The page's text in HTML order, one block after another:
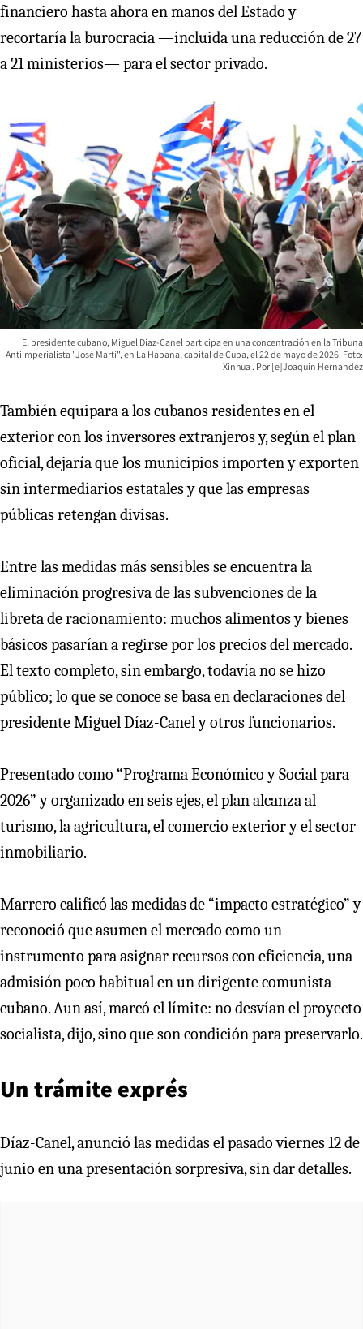
financiero hasta ahora en manos del Estado y
recortaría la burocracia —incluida una reducción de 27
a 21 ministerios— para el sector privado.
El presidente cubano, Miguel Díaz-Canel participa en una concentración en la Tribuna
Antiimperialista "José Martí", en La Habana, capital de Cuba, el 22 de mayo de 2026. Foto:
Xinhua
[e]Joaquin Hernandez
También equipara a los cubanos residentes en el
exterior con los inversores extranjeros y, según el plan
oficial, dejaría que los municipios importen y exporten
sin intermediarios estatales y que las empresas
públicas retengan divisas.
Entre las medidas más sensibles se encuentra la
eliminación progresiva de las subvenciones de la
libreta de racionamiento: muchos alimentos y bienes
básicos pasarían a regirse por los precios del mercado.
El texto completo, sin embargo, todavía no se hizo
público; lo que se conoce se basa en declaraciones del
presidente Miguel Díaz-Canel y otros funcionarios.
Presentado como “Programa Económico y Social para
2026” y organizado en seis ejes, el plan alcanza al
turismo, la agricultura, el comercio exterior y el sector
inmobiliario.
Marrero calificó las medidas de “impacto estratégico” y
reconoció que asumen el mercado como un
instrumento para asignar recursos con eficiencia, una
admisión poco habitual en un dirigente comunista
cubano. Aun así, marcó el límite: no desvían el proyecto
socialista, dijo, sino que son condición para preservarlo.
Un trámite exprés
Díaz-Canel, anunció las medidas el pasado viernes 12 de
junio en una presentación sorpresiva, sin dar detalles.